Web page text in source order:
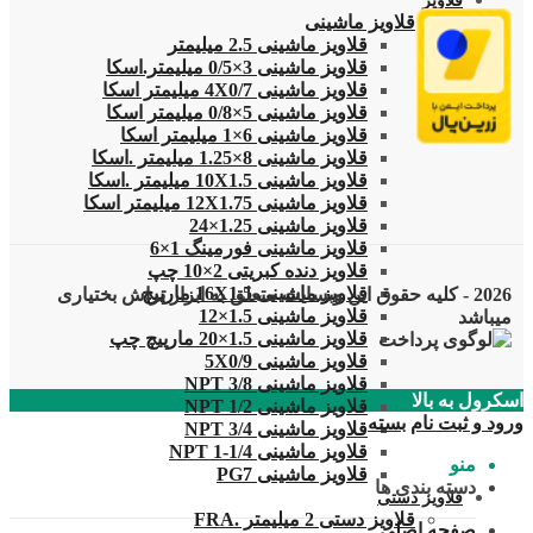
قلاویز ماشینی
قلاویز ماشینی 2.5 میلیمتر
قلاویز ماشینی 3×0/5 میلیمتر.اسکا
قلاویز ماشینی 4X0/7 میلیمتر اسکا
قلاویز ماشینی 5×0/8 میلیمتر اسکا
قلاویز ماشینی 6×1 میلیمتر اسکا
قلاویز ماشینی 8×1.25 میلیمتر .اسکا
قلاویز ماشینی 10X1.5 میلیمتر .اسکا
قلاویز ماشینی 12X1.75 میلیمتر اسکا
قلاویز ماشینی 1.25×24
قلاویز ماشینی فورمینگ 1×6
قلاویز دنده کبریتی 2×10 چپ
قلاویز ماشینی 16X1.5 مارپیچ
قلاویز ماشینی 1.5×12
قلاویز ماشینی 1.5×20 مارپیچ چپ
قلاویز ماشینی 5X0/9
قلاویز ماشینی 3/8 NPT
قلاویز ماشینی 1/2 NPT
قلاویز ماشینی 3/4 NPT
قلاویز ماشینی 1/4-1 NPT
قلاویز ماشینی PG7
قلاویز دستی
قلاویز دستی 2 میلیمتر .FRA
2026 - کلیه حقوق این وبسایت متعلق به ابزار تراش بختیاری
میباشد
اسکرول به بالا
ورود و ثبت نام بسته
منو
دسته بندی ها